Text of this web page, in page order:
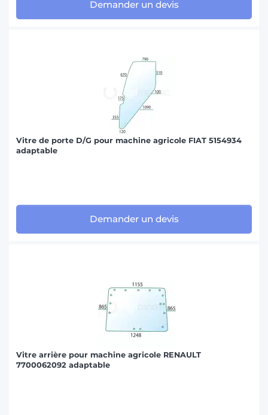
Demander un devis
Vitre de porte D/G pour machine agricole FIAT 5154934
adaptable
Demander un devis
Vitre arrière pour machine agricole RENAULT
7700062092 adaptable